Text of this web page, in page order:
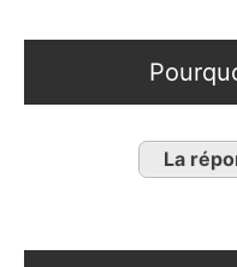
La